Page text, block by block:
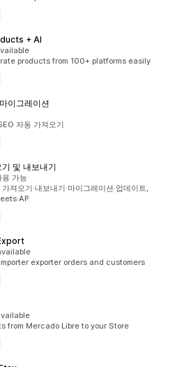
+ AI
products from 100+ platforms easily
이그레이션
자동 가져오기
및 내보내기
가능
져오기·내보내기·마이그레이션·업데이트,
exporter orders and customers
from Mercado Libre to your Store